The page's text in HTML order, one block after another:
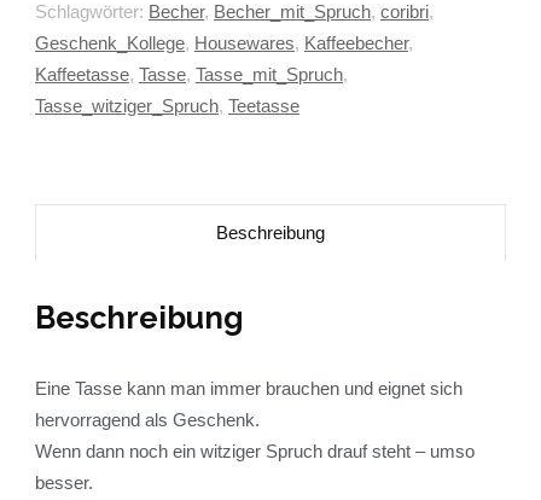
Schlagwörter: Becher, Becher_mit_Spruch, coribri,
Geschenk_Kollege, Housewares, Kaffeebecher,
Kaffeetasse, Tasse, Tasse_mit_Spruch,
Tasse_witziger_Spruch, Teetasse
Beschreibung
Beschreibung
Eine Tasse kann man immer brauchen und eignet sich
hervorragend als Geschenk.
Wenn dann noch ein witziger Spruch drauf steht – umso
besser.